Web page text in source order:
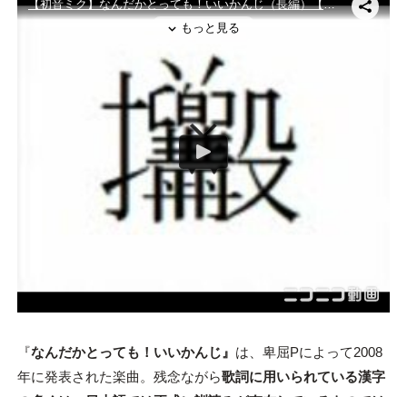
『なんだかとっても！いいかんじ』 は、卑屈Pによって2008
年に発表された楽曲。残念ながら歌詞に用いられている漢字